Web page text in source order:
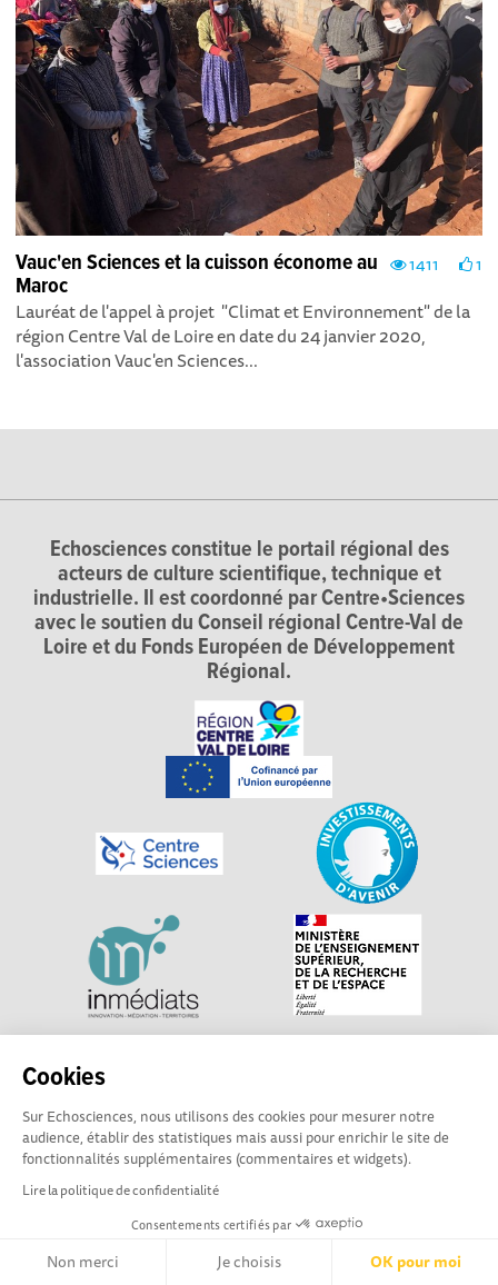
Cookies
Sur Echosciences, nous utilisons des cookies pour mesurer notre
audience, établir des statistiques mais aussi pour enrichir le site de
fonctionnalités supplémentaires (commentaires et widgets).
Lire la politique de confidentialité
Consentements certifiés par
Non merci Je choisis OK pour moi
1411 1
Vauc'en Sciences et la cuisson économe au
Maroc
Lauréat de l'appel à projet "Climat et Environnement" de la
région Centre Val de Loire en date du 24 janvier 2020,
l'association Vauc'en Sciences...
Echosciences constitue le portail régional des
acteurs de culture scientifique, technique et
industrielle. Il est coordonné par Centre•Sciences
avec le soutien du Conseil régional Centre-Val de
Loire et du Fonds Européen de Développement
Régional.
Explorer, s’exprimer, rentrer en contact : Echosciences
sciences et de technologies du territoire. Propulsé par
Centre•Sciences/ Contact : echosciences@centre-
sciences.fr
Mentions légales|Politique de confidentialité
Ligne éditoriale